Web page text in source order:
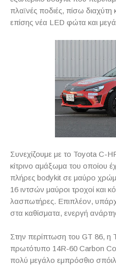
πλαϊνές ποδιές, πίσω
επίσης νέα LED φώτα και
Συνεχίζουμε με το Toyota C-
κίτρινο αμάξωμα του οποίου
πλήρες bodykit σε μαύρο
16 ιντσών μαύροι τροχοί και
λασπωτήρες. Επιπλέον,
στα καθίσματα, ενεργή
Στην περίπτωση του GT 86, η
πρωτότυπο 14R-60 Carbon
πολύ μεγάλο εμπρόσθιο